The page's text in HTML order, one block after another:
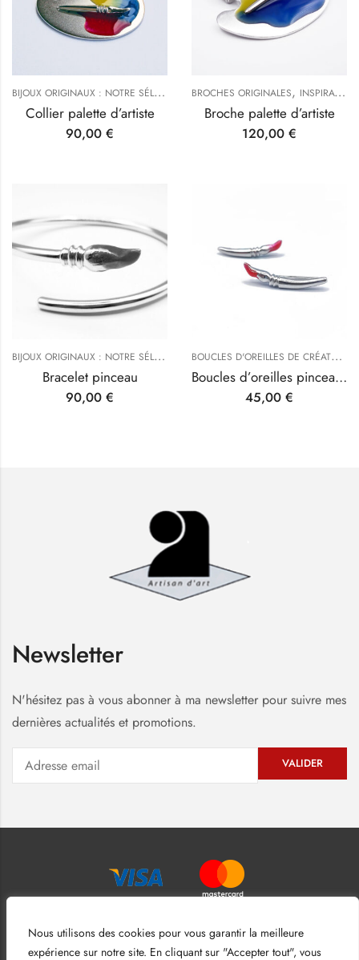
Nous utilisons des cookies pour vous garantir la meilleure
expérience sur notre site. En cliquant sur "Accepter tout", vous
B
IJOUX ORIGINAUX : NOTRE SÉLECTION ,COLLIERS & SAUTOIRS ORIGINAUX
Collier palette d’artiste
90,00 €
BROCHES ORIGINALES, INSPIRATIONS D'ARTISTES
Broche palette d’artiste
120,00 €
B
IJOUX ORIGINAUX : NOTRE SÉLECTION ,BRACELETS ARTISANAUX ET
Bracelet pinceau
90,00 €
B
OUCLES D'OREILLES DE CRÉATEURS
Boucles d’oreilles pinceaux d’artiste
45,00 €
Newsletter
N'hésitez pas à vous abonner à ma newsletter pour suivre mes
dernières actualités et promotions.